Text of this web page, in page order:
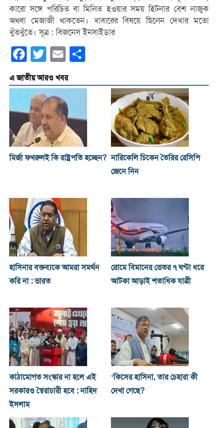
কারো সঙ্গে পরিচিত বা মিলিত হওয়ার সময় হিটলার বেশ লাজুক
অথবা মেজাজী থাকতেন। খাবারের বিষয়ে ছিলেন দেখার মতো
খুঁতখুঁতে। সূত্র : বিজনেস ইনসাইডার
Facebook
Twitter Email
এ জাতীয় আরও খবর
মির্জা ফখরুলই কি রাষ্ট্রপতি হচ্ছেন? নারিকেলি চিকেন তৈরির রেসিপি
জেনে নিন
হাসিনার বক্তব্যকে আমরা সমর্থন
করি না : ভারত
রোমে বিমানের ভেতর ৭ ঘণ্টা ধরে
আটকা আড়াই শতাধিক যাত্রী
কাঠামোগত সংস্কার না হলে এই
সরকারও স্বৈরাচারী হবে : নাহিদ
ইসলাম
‘কিসের হাসিনা, তার চেহারা কী
দেখা গেছে?